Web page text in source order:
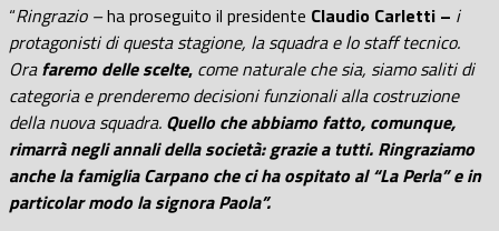
“Ringrazio –ha proseguito il presidente Claudio Carletti – i
protagonisti di questa stagione, la squadra e lo staff tecnico.
Orafaremo delle scelte, come naturale che sia, siamo saliti di
categoria e prenderemo decisioni funzionali alla costruzione
della nuova squadra. Quello che abbiamo fatto, comunque,
rimarrà negli annali della società: grazie a tutti. Ringraziamo
anche la famiglia Carpano che ci ha ospitato al “La Perla” e in
particolar modo la signora Paola”.